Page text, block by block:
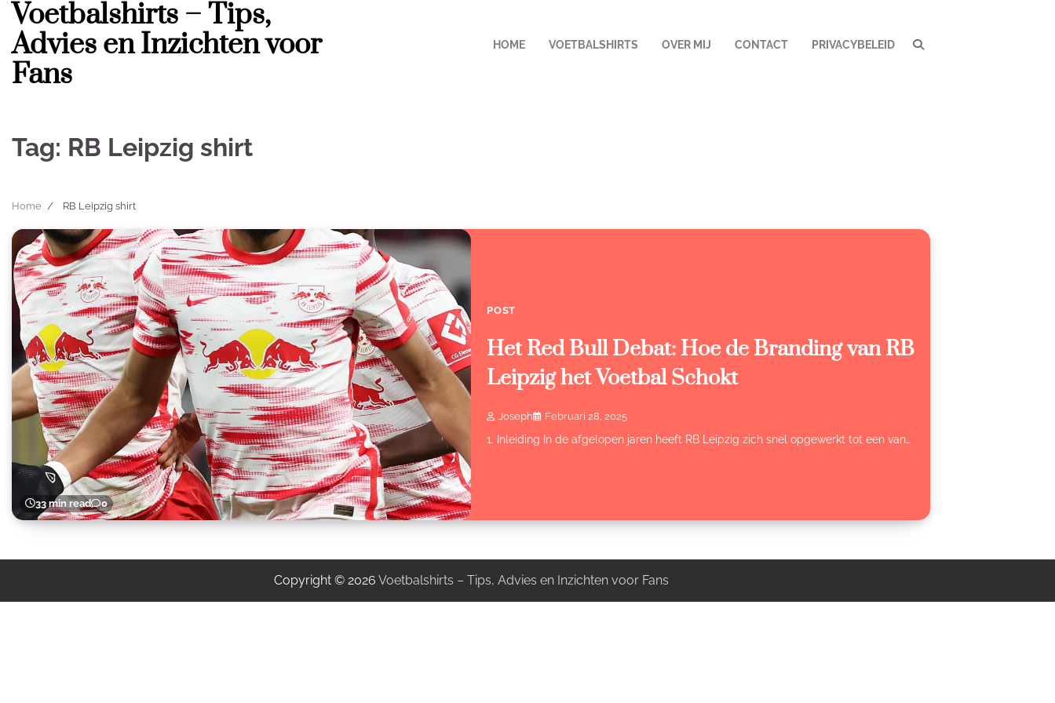
Skip
content
Voetbalshirts – Tips,
Advies en Inzichten voor
Fans
HOME VOETBALSHIRTS OVER MIJ CONTACT PRIVACYBELEID
Tag: RB Leipzig shirt
Home RB Leipzig shirt
33 min read 0
POST
Het Red Bull Debat: Hoe de Branding van RB
Leipzig het Voetbal Schokt
Joseph Februari 28, 2025
1. Inleiding In de afgelopen jaren heeft RB Leipzig zich snel opgewerkt tot een van…
Copyright © 2026 Voetbalshirts – Tips, Advies en Inzichten voor Fans